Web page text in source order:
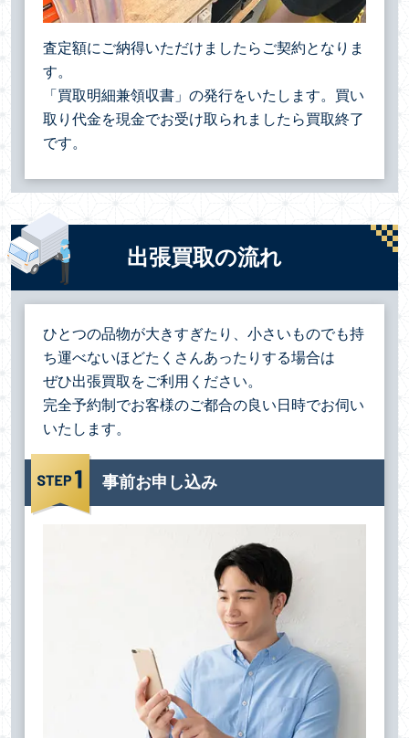
査定額にご納得いただけましたらご契約となりま
す。
「買取明細兼領収書」の発行をいたします。買い
取り代金を現金でお受け取られましたら買取終了
です。
出張買取の流れ
ひとつの品物が大きすぎたり、小さいものでも持
ち運べないほどたくさんあったりする場合は
ぜひ出張買取をご利用ください。
完全予約制でお客様のご都合の良い日時でお伺い
いたします。
事前お申し込み